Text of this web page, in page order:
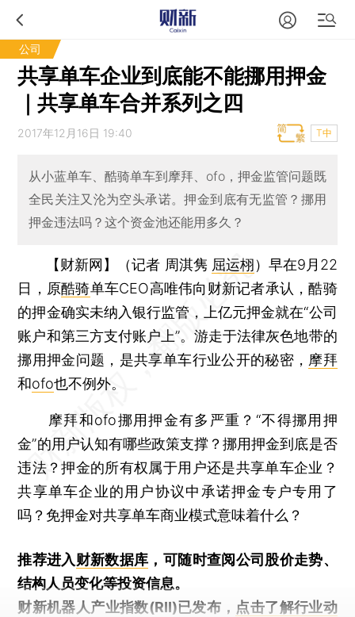
公司
共享单车企业到底能不能挪用押金
｜共享单车合并系列之四
2017年12月16日 19:40 T中
从小蓝单车、酷骑单车到摩拜、ofo，押金监管问题既
全民关注又沦为空头承诺。押金到底有无监管？挪用
押金违法吗？这个资金池还能用多久？
【财新网】（记者 周淇隽 屈运栩） 早在9月22
日，原酷骑单车CEO高唯伟向财新记者承认，酷骑
的押金确实未纳入银行监管，上亿元押金就在“公司
账户和第三方支付账户上”。游走于法律灰色地带的
挪用押金问题，是共享单车行业公开的秘密， 摩拜
和ofo也不例外。
摩拜和ofo挪用押金有多严重？“不得挪用押
金”的用户认知有哪些政策支撑？挪用押金到底是否
违法？押金的所有权属于用户还是共享单车企业？
共享单车企业的用户协议中承诺押金专户专用了
吗？免押金对共享单车商业模式意味着什么？
推荐进入财新数据库 ，可随时查阅公司股价走势、
结构人员变化等投资信息。
财新机器人产业指数(RII)已发布， 点击了解行业动